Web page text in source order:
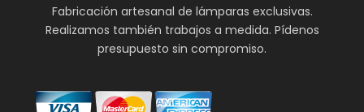
Fabricación artesanal de lámparas exclusivas.
Realizamos también trabajos a medida. Pídenos
presupuesto sin compromiso.